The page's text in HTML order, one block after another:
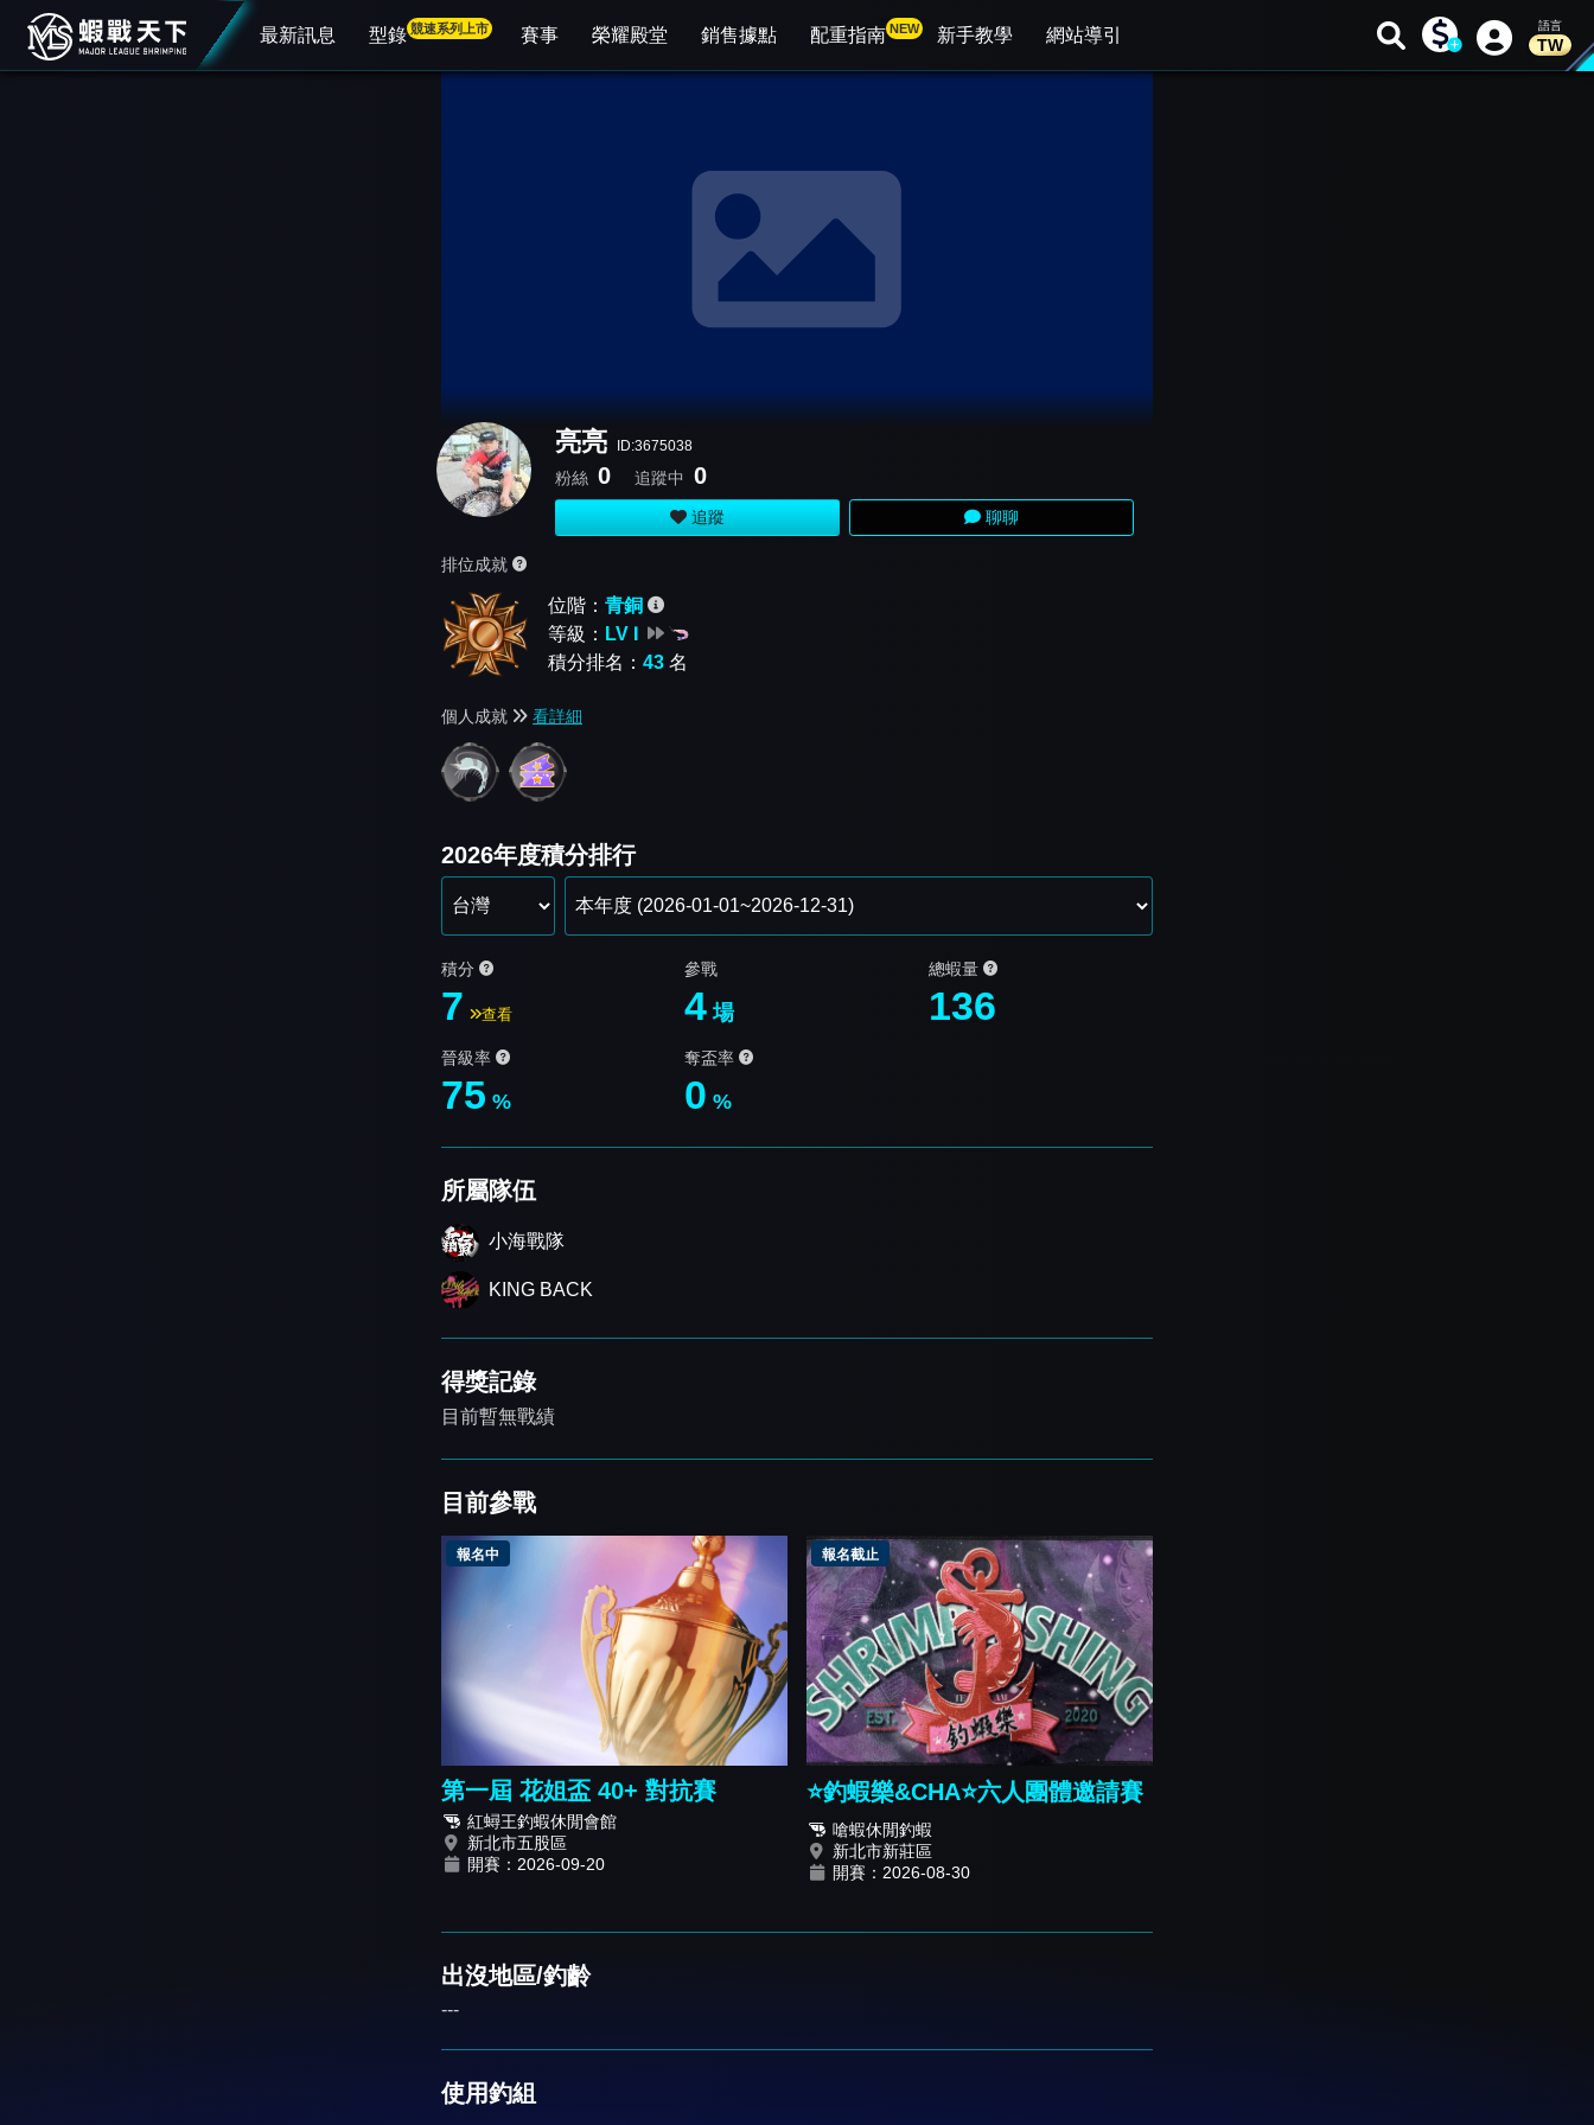
最新訊息 型錄競速系列上市 賽事 榮耀殿堂 銷售據點 配重指南NEW 新手教學 網站導引 TW
亮亮 ID:3675038
粉絲 0 追蹤中 0
追蹤 聊聊
排位成就
位階： 青銅
等級： LV Ⅰ
積分排名： 43 名
個人成就 看詳細
2026年度積分排行
積分
7 查看
參戰
4場
總蝦量
136
晉級率
75%
奪盃率
0 %
所屬隊伍
小海戰隊
KING BACK
得獎記錄
目前暫無戰績
目前參戰
報名中
第一屆 花姐盃 40+ 對抗賽
紅蟳王釣蝦休閒會館
新北市五股區
開賽：2026-09-20
報名截止
⭐️釣蝦樂&CHA⭐️六人團體邀請賽
嗆蝦休閒釣蝦
新北市新莊區
開賽：2026-08-30
出沒地區/釣齡
---
使用釣組